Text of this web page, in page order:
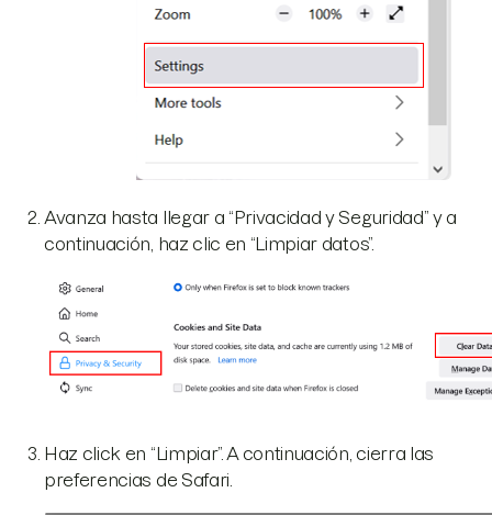
Avanza hasta llegar a “Privacidad y Seguridad” y a
continuación, haz clic en “Limpiar datos”.
Haz click en “Limpiar”. A continuación, cierra las
preferencias de Safari.